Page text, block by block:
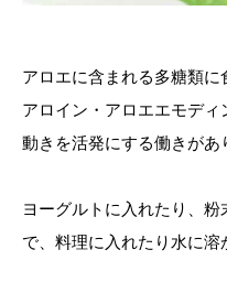
アロエに含まれる多糖類
アロイン・アロエエモデ
動きを活発にする働きがあ
ヨーグルトに入れたり、
で、料理に入れたり水に溶